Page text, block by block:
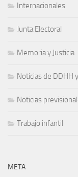
Internacionales
Junta Electoral
Memoria y Justicia
Noticias de DDHH
Noticias
Trabajo infantil
META